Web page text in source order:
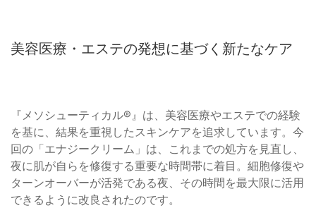
美容医療・エステの発想に基づく新たなケア
『メソシューティカル®』は、美容医療やエステでの経験
を基に、結果を重視したスキンケアを追求しています。今
回の「エナジークリーム」は、これまでの処方を見直し、
夜に肌が自らを修復する重要な時間帯に着目。細胞修復や
ターンオーバーが活発である夜、その時間を最大限に活用
できるように改良されたのです。